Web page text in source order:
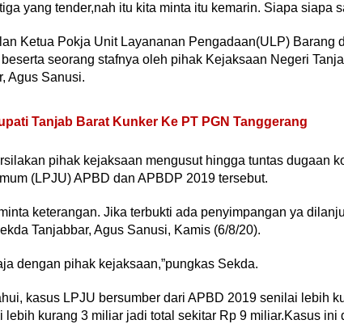
yang tender,nah itu kita minta itu kemarin. Siapa siapa
Ketua Pokja Unit Layananan Pengadaan(ULP) Barang
seorang stafnya oleh pihak Kejaksaan Negeri
Agus Sanusi.
Tanjab Barat Kunker Ke PT PGN Tanggerang
pihak kejaksaan mengusut hingga tuntas dugaan
(LPJU) APBD dan APBDP 2019 tersebut.
keterangan. Jika terbukti ada penyimpangan ya
Tanjabbar, Agus Sanusi, Kamis (6/8/20).
dengan pihak kejaksaan,”pungkas Sekda.
kasus LPJU bersumber dari APBD 2019 senilai lebih
kurang 3 miliar jadi total sekitar Rp 9 miliar.Kasus ini